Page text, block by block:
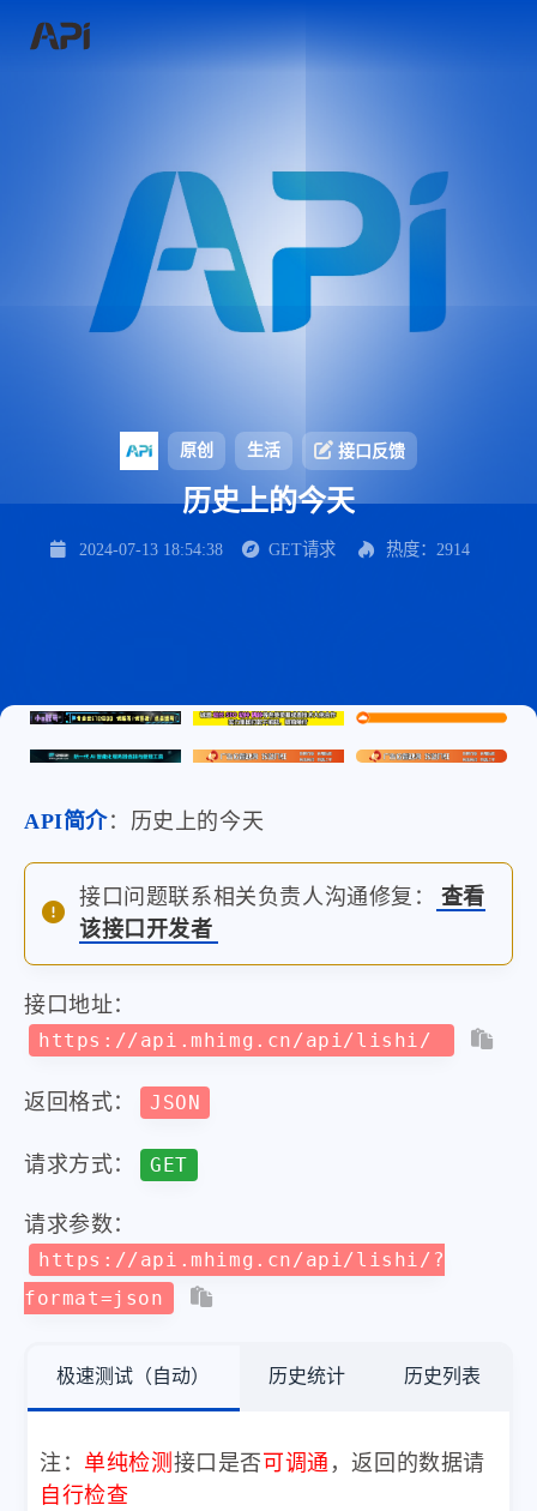
原创 生活 接口反馈
历史上的今天
2024-07-13 18:54:38 GET请求 热度：2914
API简介：历史上的今天
接口问题联系相关负责人沟通修复：
查看
该接口开发者
接口地址：
https://api.mhimg.cn/api/lishi/
返回格式： JSON
请求方式： GET
请求参数：
https://api.mhimg.cn/api/lishi/?
format=json
极速测试（自动） 历史统计 历史列表
注： 单纯检测 接口是否 可调通 ，返回的数据请
自行检查